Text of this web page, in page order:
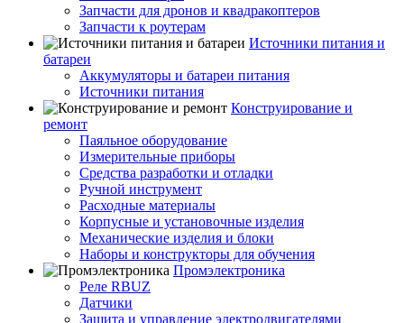
Запчасти для дронов и квадракоптеров
Запчасти к роутерам
Источники питания и
батареи
Аккумуляторы и батареи питания
Источники питания
Конструирование и
ремонт
Паяльное оборудование
Измерительные приборы
Средства разработки и отладки
Ручной инструмент
Расходные материалы
Корпусные и установочные изделия
Механические изделия и блоки
Наборы и конструкторы для обучения
Промэлектроника
Реле RBUZ
Датчики
Защита и управление электродвигателями